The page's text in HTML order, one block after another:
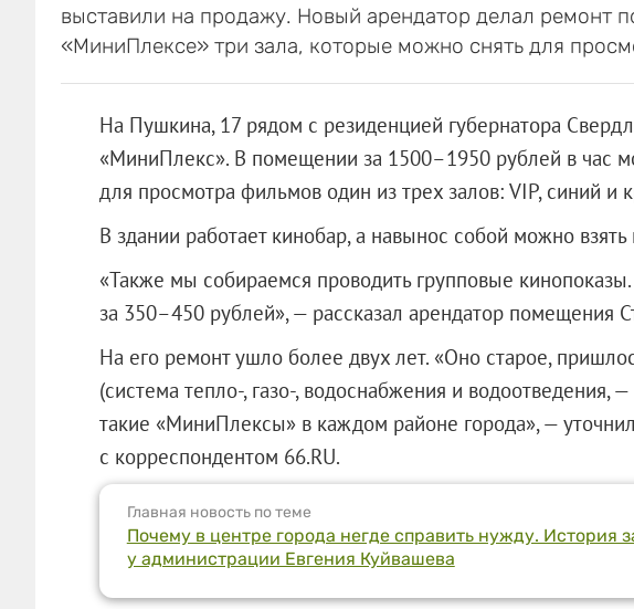
выставили на продажу. Новый арендатор делал ремонт
«МиниПлексе» три зала, которые можно снять для
На Пушкина, 17 рядом с резиденцией губернатора
«МиниПлекс». В помещении за 1500–1950 рублей в час
для просмотра фильмов один из трех залов: VIP, синий и
В здании работает кинобар, а навынос собой можно
«Также мы собираемся проводить групповые
за 350–450 рублей», — рассказал арендатор помещения
На его ремонт ушло более двух лет. «Оно старое,
(система тепло-, газо-, водоснабжения и водоотведения,
такие «МиниПлексы» в каждом районе города», —
с корреспондентом 66.RU.
Главная новость по теме
Почему в центре города негде справить нужду. История
у администрации Евгения Куйвашева